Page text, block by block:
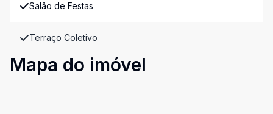
Salão de Festas
Terraço Coletivo
Mapa do imóvel